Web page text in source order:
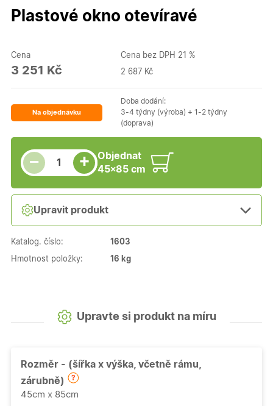
Plastové okno otevíravé
Cena
3 251 Kč
Cena bez DPH 21 %
2 687 Kč
Na objednávku
Doba dodání:
3-4 týdny (výroba) + 1-2 týdny
(doprava)
−
Snížit množství
Počet kusů +
Zvýšit množství
Objednat
45×85 cm
Upravit produkt
Katalog. číslo: 1603
Hmotnost položky: 16 kg
Upravte si produkt na míru
Rozměr - (šířka x výška, včetně rámu,
zárubně)
45cm x 85cm